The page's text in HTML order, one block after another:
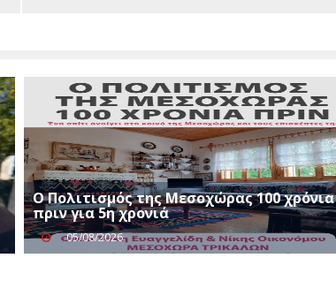
Ο Πολιτισμός της Μεσοχώρας 100 χρόνια
πριν για 5η χρονιά
05/08/2026